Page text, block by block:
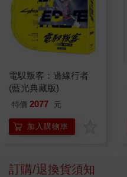
電馭叛客：邊緣行者
(藍光典藏版)
特價 2077 元
加入購物車
訂購/退換貨須知